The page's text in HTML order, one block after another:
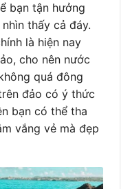
bạn tận hưởng
thấy cả đáy.
là hiện nay
cho nên nước
quá đông
đảo có ý thức
bạn có thể tha
vắng vẻ mà đẹp